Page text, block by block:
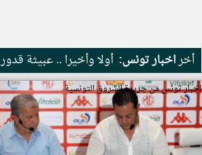
أخراخبار تونس: أولا وأخيرا .. عبيثة قدور
اخبار تونس من جريدة الشروق التونسية